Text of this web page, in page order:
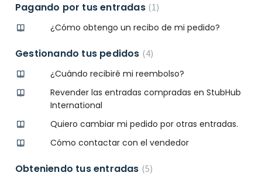
Pagando por tus entradas 1
¿Cómo obtengo un recibo de mi pedido?
Gestionando tus pedidos 4
¿Cuándo recibiré mi reembolso?
Revender las entradas compradas en StubHub
International
Quiero cambiar mi pedido por otras entradas.
Cómo contactar con el vendedor
Obteniendo tus entradas 5